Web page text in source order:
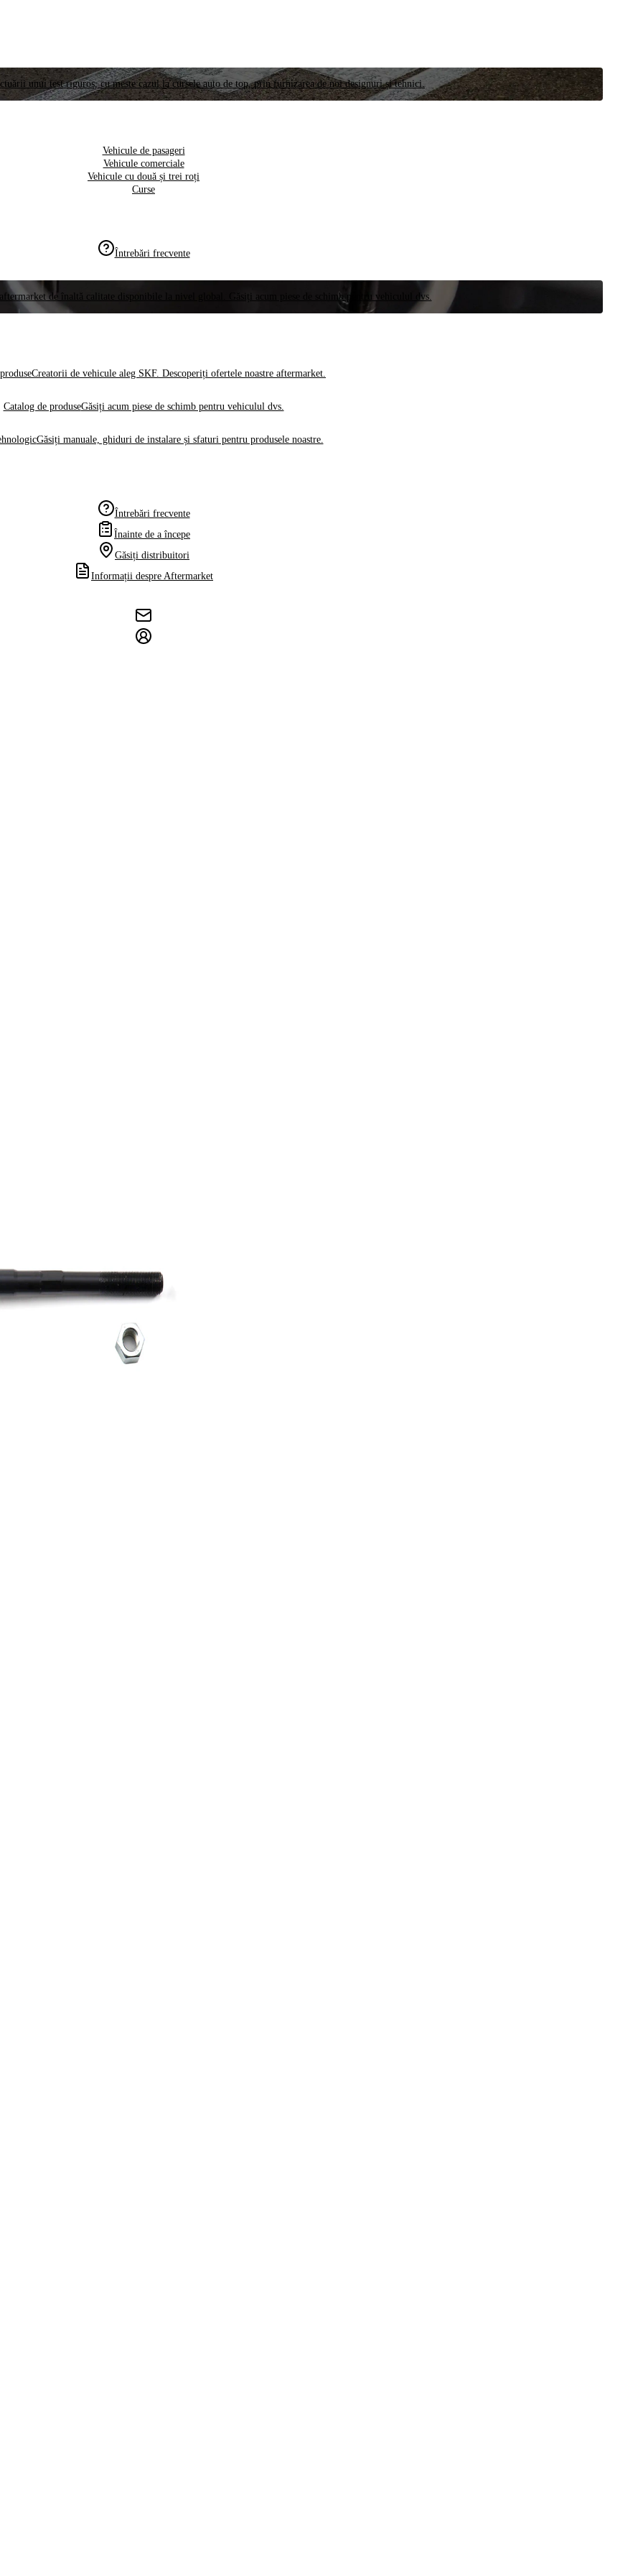
unui test riguros, cu meste cazul la cursele auto de top, prin furnizarea de noi designuri și tehnici.
Vehicule de pasageri
Vehicule comerciale
Vehicule cu două și trei roți
Curse
Întrebări frecvente
de înaltă calitate disponibile la nivel global. Găsiți acum piese de schimb pentru vehiculul dvs.
Creatorii de vehicule aleg SKF. Descoperiți ofertele noastre aftermarket.
Catalog de produseGăsiți acum piese de schimb pentru vehiculul dvs.
Găsiți manuale, ghiduri de instalare și sfaturi pentru produsele noastre.
Întrebări frecvente
Înainte de a începe
Găsiți distribuitori
Informații despre Aftermarket